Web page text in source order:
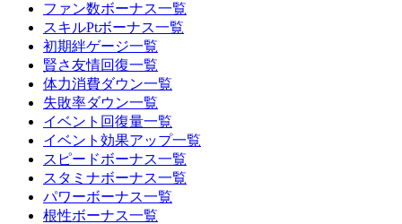
ファン数ボーナス一覧
スキルPtボーナス一覧
初期絆ゲージ一覧
賢さ友情回復一覧
体力消費ダウン一覧
失敗率ダウン一覧
イベント回復量一覧
イベント効果アップ一覧
スピードボーナス一覧
スタミナボーナス一覧
パワーボーナス一覧
根性ボーナス一覧